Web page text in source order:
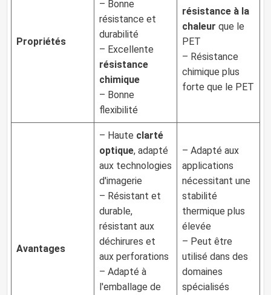
Propriétés
– Bonne
résistance et
durabilité
– Excellente
résistance
chimique
– Bonne
flexibilité
résistance à la
chaleur que le
PET
– Résistance
chimique plus
forte que le PET
Avantages
– Haute clarté
optique, adapté
aux technologies
d'imagerie
– Résistant et
durable,
résistant aux
déchirures et
aux perforations
– Adapté à
l'emballage de
– Adapté aux
applications
nécessitant une
stabilité
thermique plus
élevée
– Peut être
utilisé dans des
domaines
spécialisés